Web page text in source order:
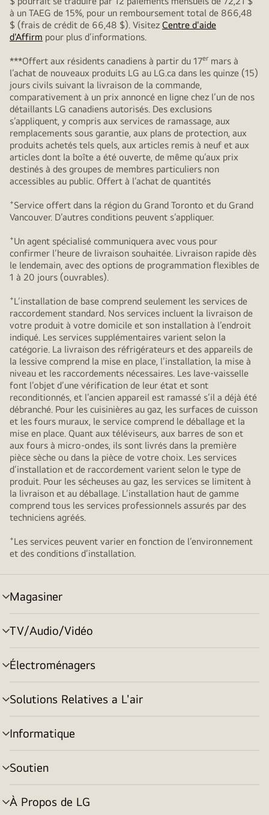
à un TAEG de 15%, pour un remboursement total de 866,48
$ (frais de crédit de 66,48 $). Visitez Centre d'aide
d'Affirm pour plus d’informations.
***Offert aux résidents canadiens à partir du 17er mars à
l’achat de nouveaux produits LG au LG.ca dans les quinze (15)
jours civils suivant la livraison de la commande,
comparativement à un prix annoncé en ligne chez l’un de nos
détaillants LG canadiens autorisés. Des exclusions
s’appliquent, y compris aux services de ramassage, aux
remplacements sous garantie, aux plans de protection, aux
produits achetés tels quels, aux articles remis à neuf et aux
articles dont la boîte a été ouverte, de même qu’aux prix
destinés à des groupes de membres particuliers non
accessibles au public. Offert à l’achat de quantités
+Service offert dans la région du Grand Toronto et du Grand
Vancouver. D’autres conditions peuvent s’appliquer.
+Un agent spécialisé communiquera avec vous pour
confirmer l’heure de livraison souhaitée. Livraison rapide dès
le lendemain, avec des options de programmation flexibles de
1 à 20 jours (ouvrables).
+L’installation de base comprend seulement les services de
raccordement standard. Nos services incluent la livraison de
votre produit à votre domicile et son installation à l’endroit
indiqué. Les services supplémentaires varient selon la
catégorie. La livraison des réfrigérateurs et des appareils de
la lessive comprend la mise en place, l’installation, la mise à
niveau et les raccordements nécessaires. Les lave-vaisselle
font l’objet d’une vérification de leur état et sont
reconditionnés, et l’ancien appareil est ramassé s’il a déjà été
débranché. Pour les cuisinières au gaz, les surfaces de cuisson
et les fours muraux, le service comprend le déballage et la
mise en place. Quant aux téléviseurs, aux barres de son et
aux fours à micro-ondes, ils sont livrés dans la première
pièce sèche ou dans la pièce de votre choix. Les services
d’installation et de raccordement varient selon le type de
produit. Pour les sécheuses au gaz, les services se limitent à
la livraison et au déballage. L’installation haut de gamme
comprend tous les services professionnels assurés par des
techniciens agréés.
+Les services peuvent varier en fonction de l’environnement
et des conditions d’installation.
Magasiner
menu
basculement
TV/Audio/Vidéo
menu
basculement
Électroménagers
menu
basculement
Solutions Relatives a L'air
menu
basculement
Informatique
menu
basculement
Soutien
menu
basculement
À Propos de LG
menu